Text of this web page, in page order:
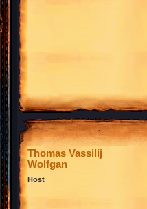
Thomas Vassilij
Wolfgan
Host